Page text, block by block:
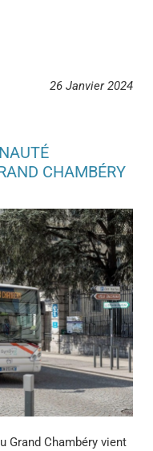
26 Janvier 2024
CHAMBÉRY
Grand Chambéry vient